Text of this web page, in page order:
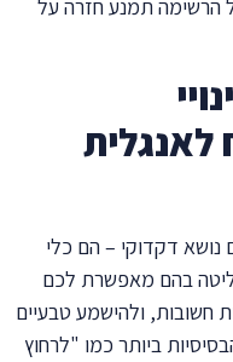
הרשימה תמנע חזרה על
לאנגלית
נושא דקדוקי – הם כלי
בהם מאפשרת לכם
חשובות, ולהישמע טבעיים
ביותר כמו "לרחוץ